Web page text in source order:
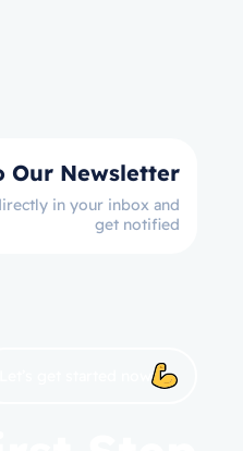
Our Newsletter
in your inbox and
get notified
Let’s get started now!